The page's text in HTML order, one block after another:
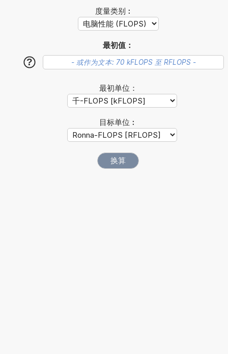
度量类别︰
最初值：
?
最初单位：
目标单位︰